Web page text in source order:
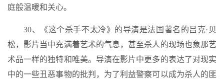
庭般温暖和关心。
30、《这个杀手不太冷》的导演是法国著名的吕克·贝
松，影片当中充满着艺术的气息，甚至杀人的现场也象那艺
术品一样的独特和唯美。导演在影片中更多的表达了对现实
中的一些丑恶事物的批判，为了利益警察可以成为杀人的匪